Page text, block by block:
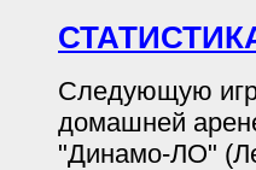
Следующую
домашней
"Динамо-ЛО"